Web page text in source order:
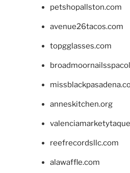
petshopallston.com
avenue26tacos.com
topgglasses.com
anneskitchen.org
reefrecordsllc.com
alawaffle.com